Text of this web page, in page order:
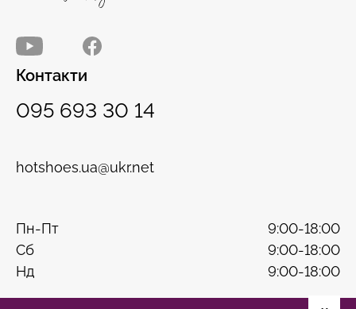
Контакти
095 693 30 14
hotshoes.ua@ukr.net
Пн-Пт
9:00-18:00
Сб
9:00-18:00
Нд
9:00-18:00